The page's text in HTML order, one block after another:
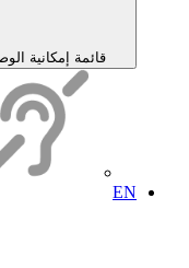
قائمة إمكانية
EN